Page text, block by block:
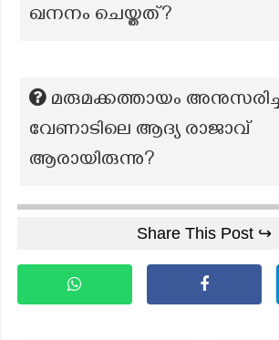
ഖനനം ചെയ്തത്?
മരുമക്കത്തായം
വേണാടിലെ ആദ്യ രാജാവ്
ആരായിരുന്നു?
Share This Post ↪